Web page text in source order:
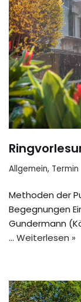
Allgemein, Termin
Methoden der
Begegnungen
Gundermann
… Weiterlesen »